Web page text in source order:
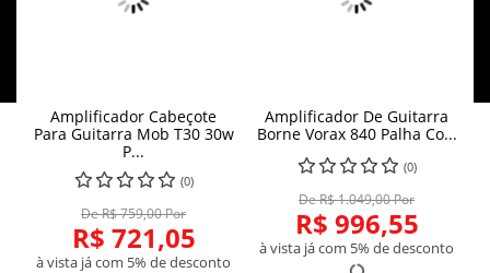
Amplificador Cabeçote
Para Guitarra Mob T30 30w
P...
(0)
De R$ 759,00 Por
R$ 721,05
à vista já com 5% de desconto
Amplificador De Guitarra
Borne Vorax 840 Palha Co...
(0)
De R$ 1.049,00 Por
R$ 996,55
à vista já com 5% de desconto